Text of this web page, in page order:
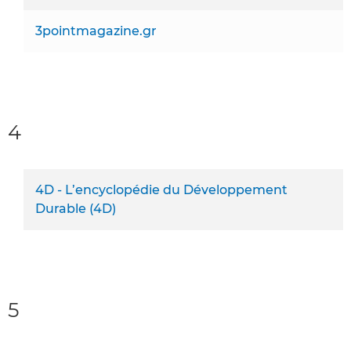
3pointmagazine.gr
4
4D - L’encyclopédie du Développement
Durable (4D)
5